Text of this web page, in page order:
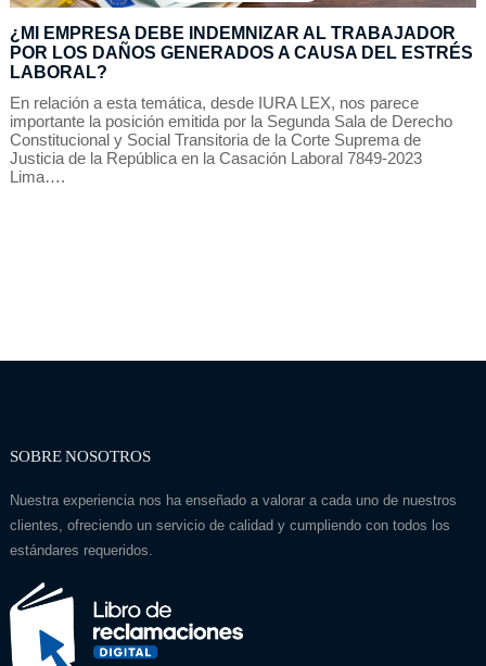
¿MI EMPRESA DEBE INDEMNIZAR AL TRABAJADOR
POR LOS DAÑOS GENERADOS A CAUSA DEL ESTRÉS
LABORAL?
En relación a esta temática, desde IURA LEX, nos parece
importante la posición emitida por la Segunda Sala de Derecho
Constitucional y Social Transitoria de la Corte Suprema de
Justicia de la República en la Casación Laboral 7849-2023
Lima….
SOBRE NOSOTROS
Nuestra experiencia nos ha enseñado a valorar a cada uno de nuestros
clientes, ofreciendo un servicio de calidad y cumpliendo con todos los
estándares requeridos.